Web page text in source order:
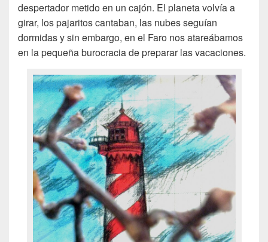
despertador metido en un cajón. El planeta volvía a
girar, los pajaritos cantaban, las nubes seguían
dormidas y sin embargo, en el Faro nos atareábamos
en la pequeña burocracia de preparar las vacaciones.